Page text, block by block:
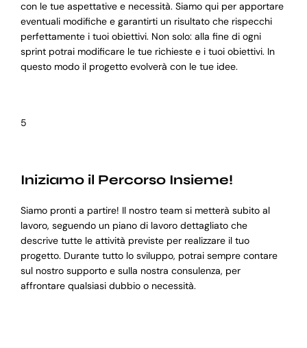
con le tue aspettative e necessità. Siamo qui per apportare
eventuali modifiche e garantirti un risultato che rispecchi
perfettamente i tuoi obiettivi. Non solo: alla fine di ogni
sprint potrai modificare le tue richieste e i tuoi obiettivi. In
questo modo il progetto evolverà con le tue idee.
5
Iniziamo il Percorso Insieme!
Siamo pronti a partire! Il nostro team si metterà subito al
lavoro, seguendo un piano di lavoro dettagliato che
descrive tutte le attività previste per realizzare il tuo
progetto. Durante tutto lo sviluppo, potrai sempre contare
sul nostro supporto e sulla nostra consulenza, per
affrontare qualsiasi dubbio o necessità.